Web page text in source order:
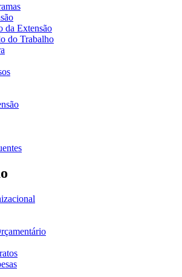
da Extensão
do Trabalho